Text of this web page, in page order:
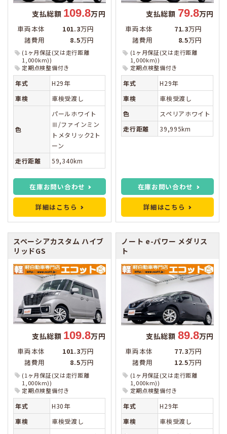
支払総額 109.8万円
車両本体 101.3万円
諸費用
8.5万円
(1ヶ月保証(又は走行距離
1,000km))
定期点検整備付き
年式
H29年
車検
車検受渡し
色
パールホワイト
Ⅲ/ファインミン
トメタリック2ト
ーン
走行距離
59,340km
在庫お問い合わせ
詳細はこちら
支払総額 79.8万円
車両本体 71.3万円
諸費用
8.5万円
(1ヶ月保証(又は走行距離
1,000km))
定期点検整備付き
年式
H29年
車検
車検受渡し
色
スペリアホワイト
走行距離
39,995km
在庫お問い合わせ
詳細はこちら
スペーシアカスタム ハイブ
リッドGS
支払総額 109.8万円
車両本体 101.3万円
諸費用
8.5万円
(1ヶ月保証(又は走行距離
1,000km))
定期点検整備付き
年式
H30年
車検
車検受渡し
ノート e-パワー メダリス
ト
支払総額 89.8万円
車両本体 77.3万円
諸費用
12.5万円
(1ヶ月保証(又は走行距離
1,000km))
定期点検整備付き
年式
H29年
車検
車検受渡し